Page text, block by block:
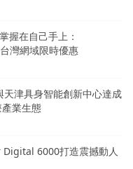
握在自己手上：
灣網域限時優惠
津具身智能創新中心達成
業生態
6000打造震撼動人